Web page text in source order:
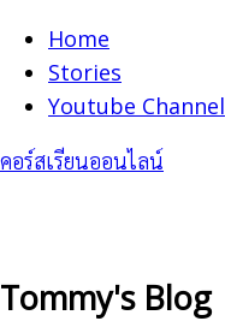
Home
Stories
Youtube Channel
คอร์สเรียนออนไลน์
Tommy's Blog